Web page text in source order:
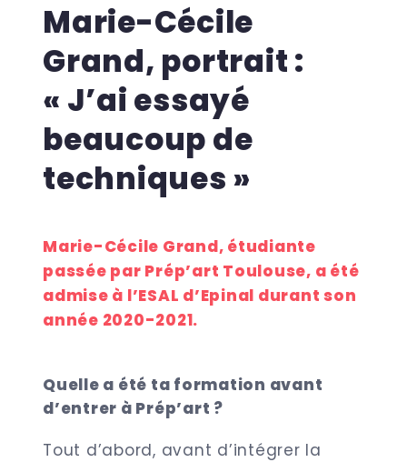
Marie-Cécile
Grand, portrait :
« J’ai essayé
beaucoup de
techniques »
Marie-Cécile Grand, étudiante
passée par Prép’art Toulouse, a été
admise à l’ESAL d’Epinal durant son
année 2020-2021.
Quelle a été ta formation avant
d’entrer à Prép’art ?
Tout d’abord, avant d’intégrer la